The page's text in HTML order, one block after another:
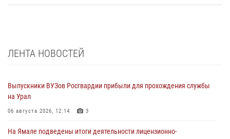
ЛЕНТА НОВОСТЕЙ
Выпускники ВУЗов Росгвардии прибыли для прохождения службы
на Урал
06 августа 2026, 12:14 3
На Ямале подведены итоги деятельности лицензионно-